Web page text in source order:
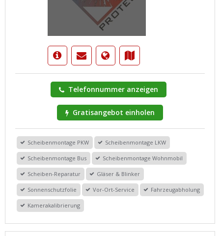
Telefonnummer anzeigen
Gratisangebot einholen
Scheibenmontage PKW Scheibenmontage LKW
Scheibenmontage Bus Scheibenmontage Wohnmobil
Scheiben-Reparatur Gläser & Blinker
Sonnenschutzfolie Vor-Ort-Service Fahrzeugabholung
Kamerakalibrierung